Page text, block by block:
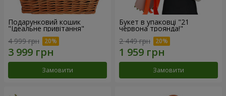
Подарунковий кошик
"Ідеальне привітання"
4 999 грн
Замовити
Букет в упаковці "21
червона троянда!"
2 449 грн
Замовити